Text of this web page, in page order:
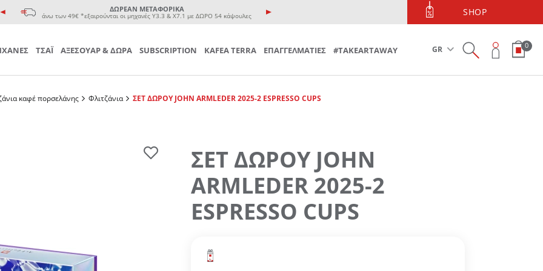
ΔΩΡΕΑΝ ΜΕΤΑΦΟΡΙΚΑ
άνω των 49€ *εξαιρούνται οι μηχανές Υ3.3 & Χ7.1 με ΔΩΡΟ 54 κάψουλες
ΤΗΛΕΦΩΝΙΚΕΣ ΠΑΡΑΓΓΕΛΙΕΣ
Τηλεφωνικές Παραγγελίες 213 090 5600SHOP
ΤΣΑΪ ΑΞΕΣΟΥΑΡ & ΔΩΡΑ SUBSCRIPTION KAFEA TERRA ΕΠΑΓΓΕΛΜΑΤΙΕΣ #TAKEARTAWAY GR 0
καφέ πορσελάνης Φλιτζάνια ΣΕΤ ΔΩΡΟΥ JOHN ARMLEDER 2025-2 ESPRESSO CUPS
ΣΕΤ ΔΩΡΟΥ JOHN
ARMLEDER 2025-2
ESPRESSO CUPS